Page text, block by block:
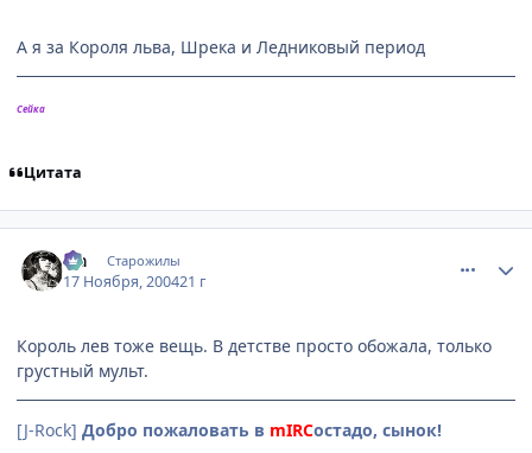
А я за Короля льва, Шрека и Ледниковый период
Сейка
Цитата
Lia Старожилы
17 Ноября, 200421 г
Король лев тоже вещь. В детстве просто обожала, только
грустный мульт.
[J-Rock] Добро пожаловать в mIRCостадо, сынок!